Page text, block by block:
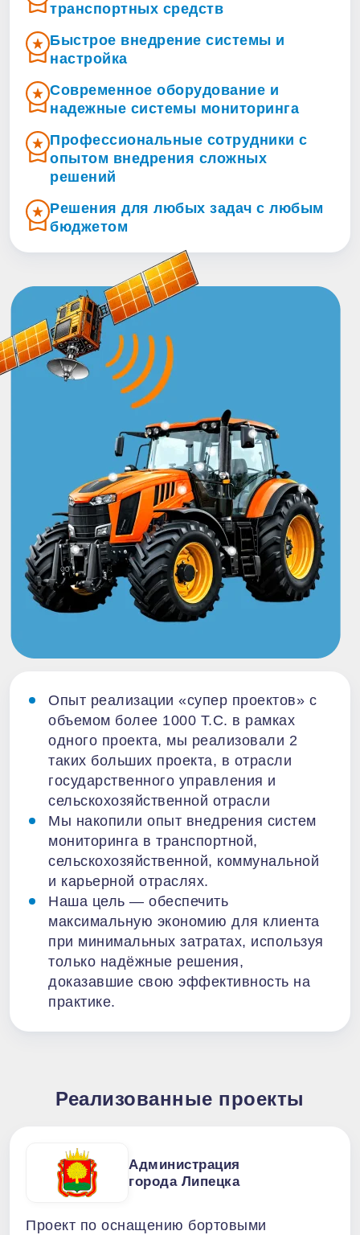
транспортных средств
Быстрое внедрение системы и
настройка
Современное оборудование и
надежные системы мониторинга
Профессиональные сотрудники с
опытом внедрения сложных
решений
Решения для любых задач с любым
бюджетом
Опыт реализации «супер проектов» с
объемом более 1000 Т.С. в рамках
одного проекта, мы реализовали 2
таких больших проекта, в отрасли
государственного управления и
сельскохозяйственной отрасли
Мы накопили опыт внедрения систем
мониторинга в транспортной,
сельскохозяйственной, коммунальной
и карьерной отраслях.
Наша цель — обеспечить
максимальную экономию для клиента
при минимальных затратах, используя
только надёжные решения,
доказавшие свою эффективность на
практике.
Реализованные проекты
Администрация
города Липецка
Проект по оснащению бортовыми